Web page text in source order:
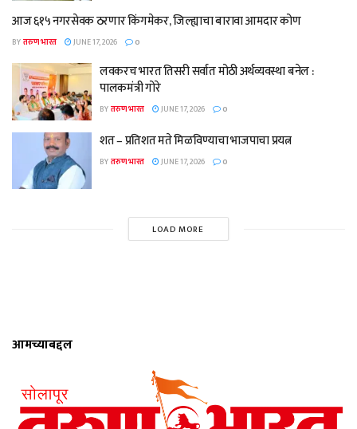
आज ६१५ नगरसेवक ठरणार किंगमेकर, जिल्ह्याचा बारावा आमदार कोण
BYतरुण भारत JUNE 17, 2026 0
लवकरच भारत तिसरी सर्वात मोठी अर्थव्यवस्था बनेल :
पालकमंत्री गोरे
BYतरुण भारत JUNE 17, 2026 0
शत – प्रतिशत मते मिळविण्याचा भाजपाचा प्रयत्न
BYतरुण भारत JUNE 17, 2026 0
LOAD MORE
आमच्याबद्दल